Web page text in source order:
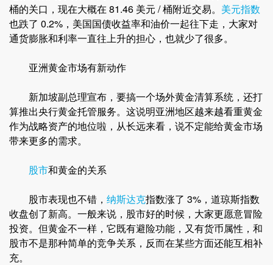
桶的关口，现在大概在 81.46 美元 / 桶附近交易。 美元指数
也跌了 0.2%，美国国债收益率和油价一起往下走，大家对
通货膨胀和利率一直往上升的担心，也就少了很多。
亚洲黄金市场有新动作
新加坡副总理宣布，要搞一个场外黄金清算系统，还打
算推出央行黄金托管服务。这说明亚洲地区越来越看重黄金
作为战略资产的地位啦，从长远来看，说不定能给黄金市场
带来更多的需求。
股市和黄金的关系
股市表现也不错， 纳斯达克指数涨了 3%，道琼斯指数
收盘创了新高。一般来说，股市好的时候，大家更愿意冒险
投资。但黄金不一样，它既有避险功能，又有货币属性，和
股市不是那种简单的竞争关系，反而在某些方面还能互相补
充。